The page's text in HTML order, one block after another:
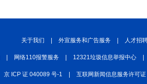
关于我们 外宣服务和广告服务 人才招
网络110报警服务 12321垃圾信息举报中心
京 ICP 证 040089 号-1 互联网新闻信息服务许可